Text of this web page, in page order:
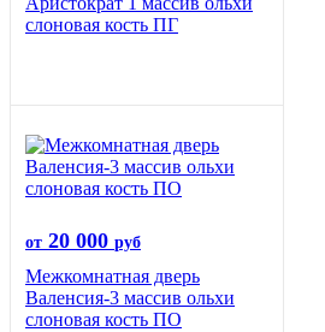
слоновая кость ПГ
от 20 000 руб
Межкомнатная дверь
Валенсия-3 массив ольхи
слоновая кость ПО